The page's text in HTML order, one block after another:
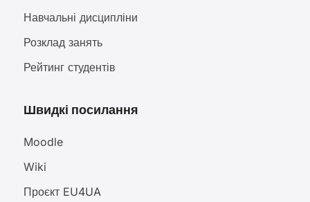
Навчальні дисципліни
Розклад занять
Рейтинг студентів
Швидкі посилання
Moodle
Wiki
Проєкт EU4UA